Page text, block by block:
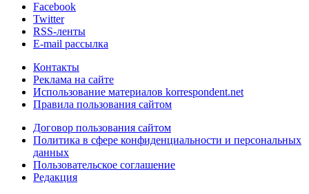
Facebook
Twitter
RSS-ленты
E-mail рассылка
Контакты
Реклама на сайте
Использование материалов korrespondent.net
Правила пользования сайтом
Договор пользования сайтом
Политика в сфере конфиденциальности и персональных
данных
Пользовательское соглашение
Редакция